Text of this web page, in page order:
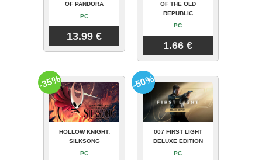
OF PANDORA
PC
13.99 €
OF THE OLD
REPUBLIC
PC
1.66 €
HOLLOW KNIGHT:
SILKSONG
PC
-35%
007 FIRST LIGHT
DELUXE EDITION
PC
-50%